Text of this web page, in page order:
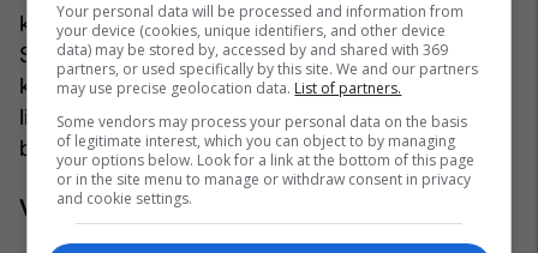
krerëve të Shërbimit të Sigurimit Shtetëror të
Serbisë, Jovica Stanishiq dhe Franko Simatoviq,
kundër Ivanoviqit nuk u zhvillua asnjë procedurë
ligjore as para gjykatave ndërkombëtare dhe as
brenda Serbisë.
Veteranët në mbrojtje të pushtetit
Your personal data will be processed and information from
your device (cookies, unique identifiers, and other device
data) may be stored by, accessed by and shared with 369
partners, or used specifically by this site. We and our partners
may use precise geolocation data. List of partners.
Some vendors may process your personal data on the basis
of legitimate interest, which you can object to by managing
your options below. Look for a link at the bottom of this page
or in the site menu to manage or withdraw consent in privacy
and cookie settings.